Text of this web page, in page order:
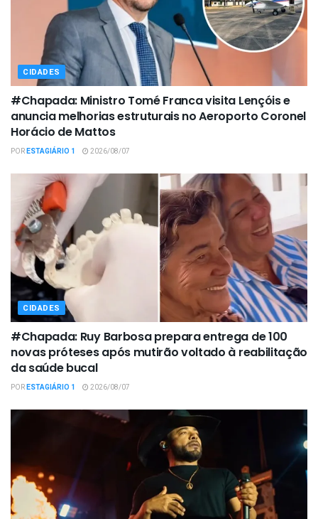
CIDADES
#Chapada: Ministro Tomé Franca visita Lençóis e
anuncia melhorias estruturais no Aeroporto Coronel
Horácio de Mattos
PORESTAGIÁRIO 1 2026/08/07
CIDADES
#Chapada: Ruy Barbosa prepara entrega de 100
novas próteses após mutirão voltado à reabilitação
da saúde bucal
PORESTAGIÁRIO 1 2026/08/07